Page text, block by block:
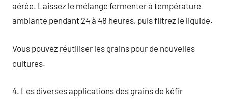
aérée. Laissez le mélange fermenter à température
ambiante pendant 24 à 48 heures, puis filtrez le liquide.
Vous pouvez réutiliser les grains pour de nouvelles
cultures.
4. Les diverses applications des grains de kéfir